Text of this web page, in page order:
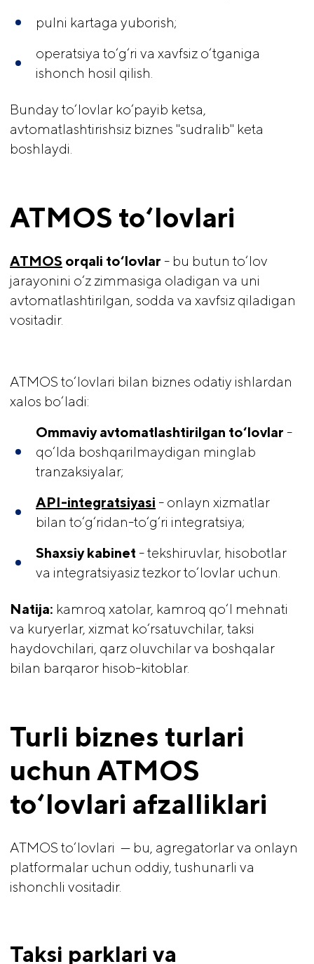
pulni kartaga yuborish;
operatsiya to‘g‘ri va xavfsiz o‘tganiga
ishonch hosil qilish.
Bunday to‘lovlar ko‘payib ketsa,
avtomatlashtirishsiz biznes "sudralib" keta
boshlaydi.
ATMOS to‘lovlari
ATMOS orqali to‘lovlar - bu butun to‘lov
jarayonini o‘z zimmasiga oladigan va uni
avtomatlashtirilgan, sodda va xavfsiz qiladigan
vositadir.
ATMOS to‘lovlari bilan biznes odatiy ishlardan
xalos bo‘ladi:
Ommaviy avtomatlashtirilgan to‘lovlar -
qo‘lda boshqarilmaydigan minglab
tranzaksiyalar;
API-integratsiyasi - onlayn xizmatlar
bilan to‘g‘ridan-to‘g‘ri integratsiya;
Shaxsiy kabinet - tekshiruvlar, hisobotlar
va integratsiyasiz tezkor to‘lovlar uchun.
Natija: kamroq xatolar, kamroq qo‘l mehnati
va kuryerlar, xizmat ko‘rsatuvchilar, taksi
haydovchilari, qarz oluvchilar va boshqalar
bilan barqaror hisob-kitoblar.
Turli biznes turlari
uchun ATMOS
to‘lovlari afzalliklari
ATMOS to‘lovlari — bu, agregatorlar va onlayn
platformalar uchun oddiy, tushunarli va
ishonchli vositadir.
Taksi parklari va